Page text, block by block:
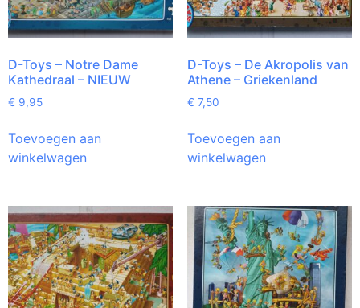
D-Toys – Notre Dame
Kathedraal – NIEUW
€ 9,95
Toevoegen aan
winkelwagen
D-Toys – De Akropolis van
Athene – Griekenland
€ 7,50
Toevoegen aan
winkelwagen